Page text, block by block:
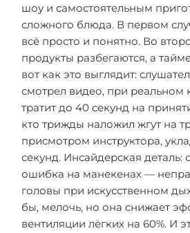
шоу и самостоятельным
сложного блюда. В первом
всё просто и понятно. Во
продукты разбегаются, а
вот как это выглядит:
смотрел видео, при реальном
тратит до 40 секунд на
кто трижды наложил жгут на
присмотром инструктора,
секунд. Инсайдерская деталь:
ошибка на манекенах —
головы при искусственном
бы, мелочь, но она снижает
вентиляции лёгких на 60%. И